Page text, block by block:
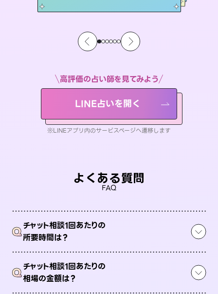
高評価の占い師を見てみよう
LINE占いを開く
※LINEアプリ内のサービスページへ遷移します
よくある質問
FAQ
Qチャット相談1回あたりの
所要時間は？
Qチャット相談1回あたりの
相場の金額は？